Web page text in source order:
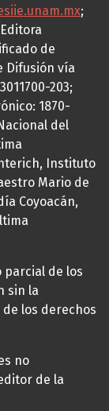
;
de
Difusión vía
203;
1870-
del
Instituto
Mario de
Coyoacán,
de los
sin la
los derechos
no
de la